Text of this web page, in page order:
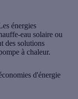
énergies
eau solaire ou
des solutions
à chaleur.
d'énergie